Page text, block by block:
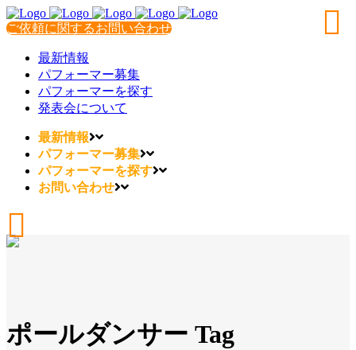
ご依頼に関するお問い合わせ
最新情報
パフォーマー募集
パフォーマーを探す
発表会について
最新情報
パフォーマー募集
パフォーマーを探す
お問い合わせ
ポールダンサー Tag